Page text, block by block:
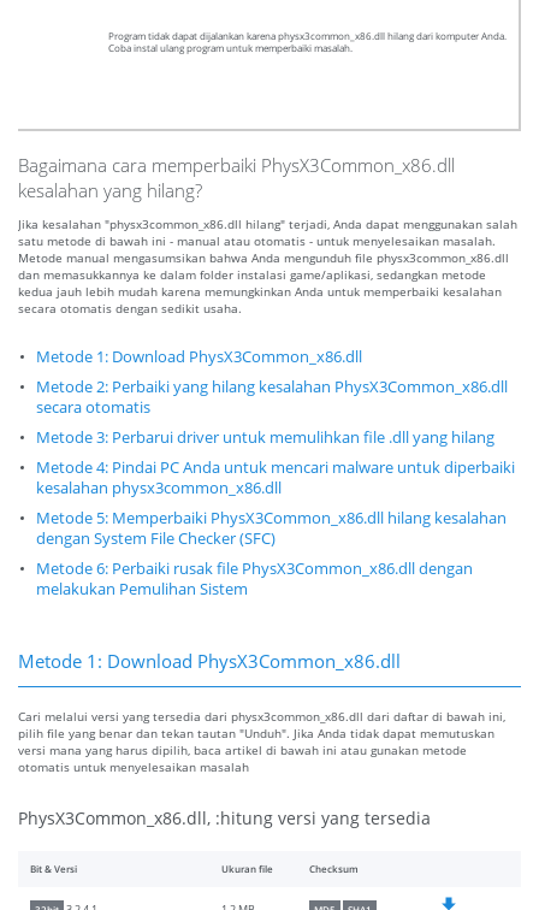
Program tidak dapat dijalankan karena physx3common_x86.dll hilang dari komputer Anda.
Coba instal ulang program untuk memperbaiki masalah.
Bagaimana cara memperbaiki PhysX3Common_x86.dll
kesalahan yang hilang?
Jika kesalahan "physx3common_x86.dll hilang" terjadi, Anda dapat menggunakan salah
satu metode di bawah ini - manual atau otomatis - untuk menyelesaikan masalah.
Metode manual mengasumsikan bahwa Anda mengunduh file physx3common_x86.dll
dan memasukkannya ke dalam folder instalasi game/aplikasi, sedangkan metode
kedua jauh lebih mudah karena memungkinkan Anda untuk memperbaiki kesalahan
secara otomatis dengan sedikit usaha.
Metode 1: Download PhysX3Common_x86.dll
Metode 2: Perbaiki yang hilang kesalahan PhysX3Common_x86.dll
secara otomatis
Metode 3: Perbarui driver untuk memulihkan file .dll yang hilang
Metode 4: Pindai PC Anda untuk mencari malware untuk diperbaiki
kesalahan physx3common_x86.dll
Metode 5: Memperbaiki PhysX3Common_x86.dll hilang kesalahan
dengan System File Checker (SFC)
Metode 6: Perbaiki rusak file PhysX3Common_x86.dll dengan
melakukan Pemulihan Sistem
Metode 1: Download PhysX3Common_x86.dll
Cari melalui versi yang tersedia dari physx3common_x86.dll dari daftar di bawah ini,
pilih file yang benar dan tekan tautan "Unduh". Jika Anda tidak dapat memutuskan
versi mana yang harus dipilih, baca artikel di bawah ini atau gunakan metode
otomatis untuk menyelesaikan masalah
PhysX3Common_x86.dll, :hitung versi yang tersedia
Bit & Versi Ukuran file Checksum